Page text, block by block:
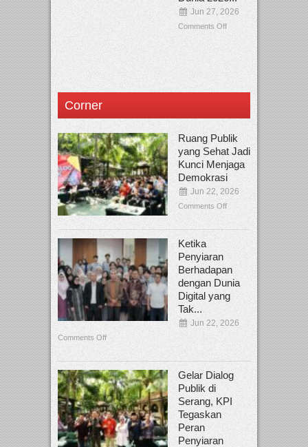
Jun 27, 2026
Comments Off
Corner
Ruang Publik
yang Sehat Jadi
Kunci Menjaga
Demokrasi
Jun 22, 2026
Comments Off
Ketika
Penyiaran
Berhadapan
dengan Dunia
Digital yang
Tak...
Jun 22, 2026
Comments Off
Gelar Dialog
Publik di
Serang, KPI
Tegaskan
Peran
Penyiaran